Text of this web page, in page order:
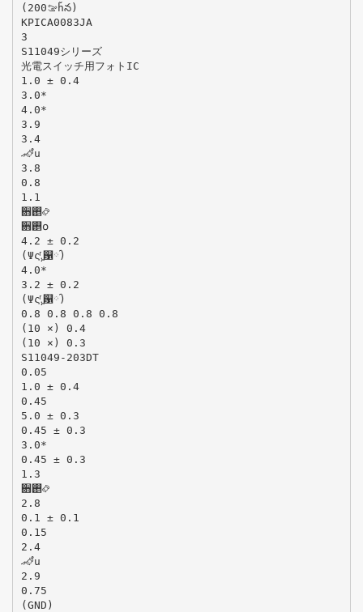
(200ࡢȟన)
KPICA0083JA
3
S11049シリーズ
光電スイッチ用フォトIC
1.0 ± 0.4
3.0*
4.0*
3.9
3.4
‫ޢ‬࿂ํս
3.8
0.8
1.1
਋࢕࿂
਋࢕໐
4.2 ± 0.2
(Ψςͬ‫͚܄‬଱༹)
4.0*
3.2 ± 0.2
(Ψςͬ‫͚܄‬଱༹)
0.8 0.8 0.8 0.8
(10 ×) 0.4
(10 ×) 0.3
S11049-203DT
0.05
1.0 ± 0.4
0.45
5.0 ± 0.3
0.45 ± 0.3
3.0*
0.45 ± 0.3
1.3
਋࢕࿂
2.8
0.1 ± 0.1
0.15
2.4
‫ޢ‬࿂ํս
2.9
0.75
(GND)